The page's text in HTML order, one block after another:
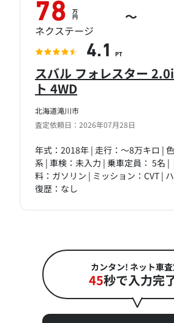
北海道滝川市
査定依頼日：2026年07月28日
スバル フォレスター
ト 4WD
年式：2018年 | 走行：～8万キロ |
系 | 車検：未入力 | 乗車定員： 5名 |
料：ガソリン | ミッション：CVT |
復歴：なし
78 万
円 ～
ネクステージ
4.1 PT
カンタン! ネット車
45秒で入力完